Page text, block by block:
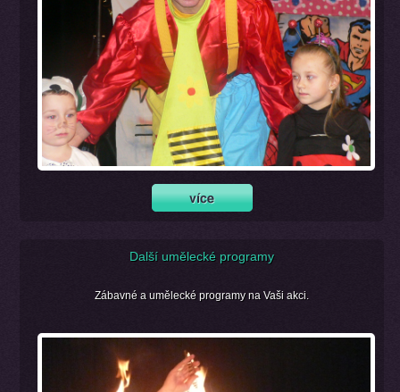
Další umělecké programy
Zábavné a umělecké programy na Vaši akci.